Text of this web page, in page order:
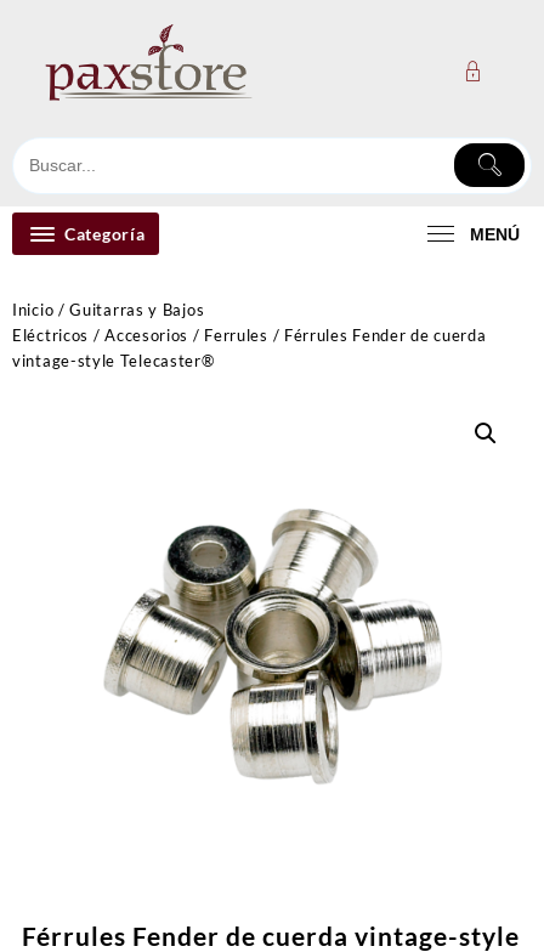
contenido
Categoría MENÚ
Inicio /Guitarras y Bajos
Eléctricos /Accesorios / Ferrules / Férrules Fender de cuerda
vintage-style Telecaster®
Férrules Fender de cuerda vintage-style